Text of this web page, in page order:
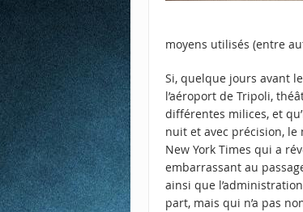
moyens utilisés (entre
Si, quelque jours avant
l’aéroport de Tripoli,
différentes milices, et
nuit et avec précision, le
New York Times qui a
embarrassant au
ainsi que
part, mais qui n’a pas